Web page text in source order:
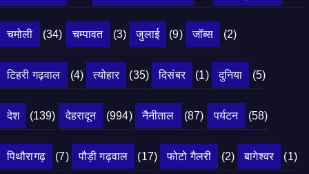
चमोली (34) चम्पावत (3) जुलाई (9) जॉब्स (2)
टिहरी गढ़वाल (4) त्योहार (35) दिसंबर (1) दुनिया (5)
देश (139) देहरादून (994) नैनीताल (87) पर्यटन (58)
पिथौरागढ़ (7) पौड़ी गढ़वाल (17) फोटो गैलरी (2) बागेश्वर (1)